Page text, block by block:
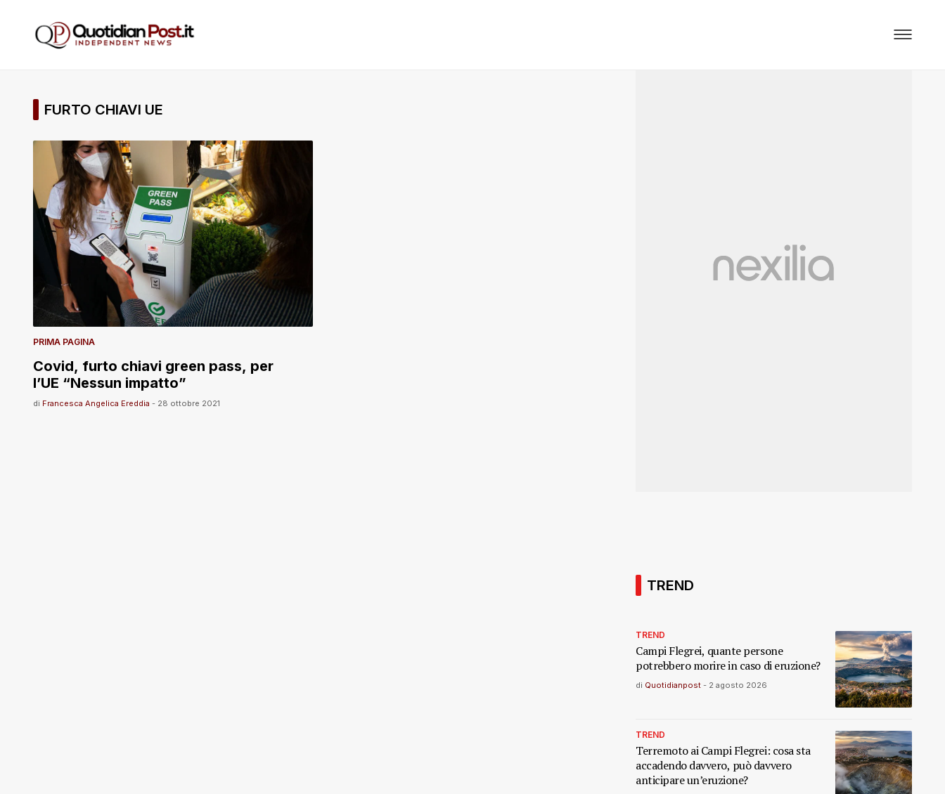
FURTO CHIAVI UE
PRIMA PAGINA
Covid, furto chiavi green pass, per
l’UE “Nessun impatto”
di Francesca Angelica Ereddia - 28 ottobre 2021
TREND
TREND
Campi Flegrei, quante persone
potrebbero morire in caso di eruzione?
di Quotidianpost - 2 agosto 2026
TREND
Terremoto ai Campi Flegrei: cosa sta
accadendo davvero, può davvero
anticipare un’eruzione?